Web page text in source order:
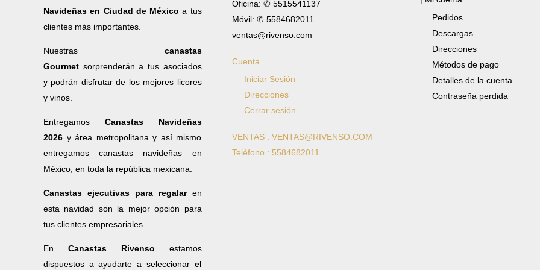
Navideñas en Ciudad de Méxicoa tus
clientes más importantes.
Nuestras canastas
Gourmet sorprenderán a tus asociados
y podrán disfrutar de los mejores licores
y vinos.
Entregamos Canastas Navideñas
2026 y área metropolitana y así mismo
entregamos canastas navideñas en
México, en toda la república mexicana.
Canastas ejecutivas para regalaren
esta navidad son la mejor opción para
tus clientes empresariales.
En Canastas Rivenso estamos
dispuestos a ayudarte a seleccionar el
Oficina: ✆ 5515541137
Móvil: ✆ 5584682011
ventas@rivenso.com
Cuenta
Iniciar Sesión
Direcciones
Cerrar sesión
VENTAS : VENTAS@RIVENSO.COM
Teléfono : 5584682011
Pedidos
Descargas
Direcciones
Métodos de pago
Detalles de la cuenta
Contraseña perdida